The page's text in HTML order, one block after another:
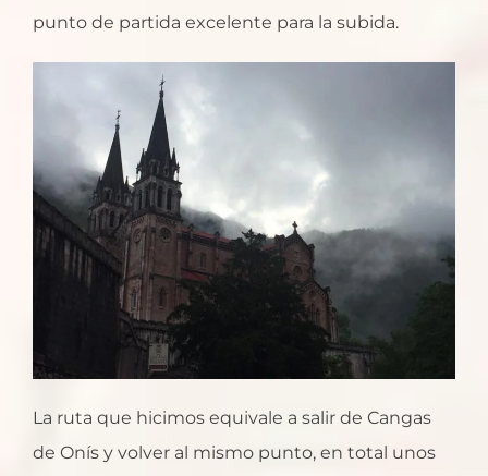
punto de partida excelente para la subida.
La ruta que hicimos equivale a salir de Cangas
de Onís y volver al mismo punto, en total unos